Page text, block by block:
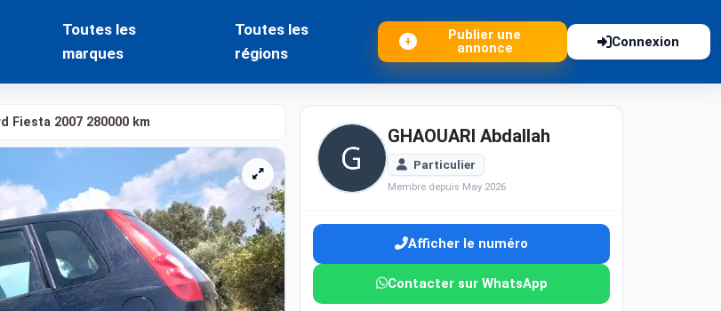
Toutes les
marques
Toutes les
régions
Publier une
annonce
Connexion
Fiesta 2007 280000 km
GHAOUARI Abdallah
Particulier
Membre depuis May 2026
Afficher le numéro
Contacter sur WhatsApp